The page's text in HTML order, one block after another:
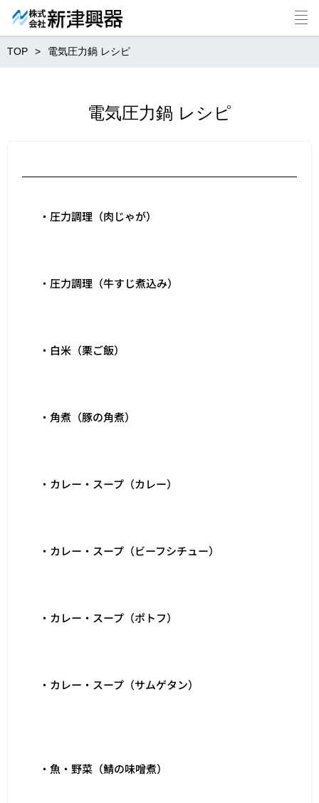
TOP 電気圧力鍋 レシピ
電気圧力鍋 レシピ
・圧力調理（肉じゃが）
・圧力調理（牛すじ煮込み）
・白米（栗ご飯）
・角煮（豚の角煮）
・カレー・スープ（カレー）
・カレー・スープ（ビーフシチュー）
・カレー・スープ（ポトフ）
・カレー・スープ（サムゲタン）
・魚・野菜（鯖の味噌煮）